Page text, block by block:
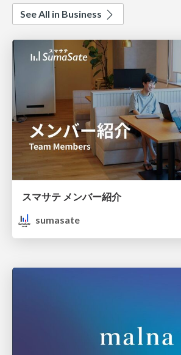
See All in Business
スマサテ メンバー紹介
sumasate